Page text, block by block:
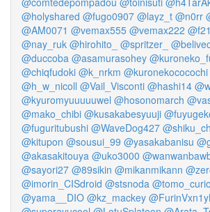
@holyshared @fugo0907 @layz_t @n0rr
@AM0071 @vemax555 @vemax222
@nay_ruk @hirohito_ @spritzer_
@duccoba @asamurasohey
@chiqfudoki @k_nrkm @kuronekococochi
@h_w_nicoll @Vail_Visconti @hashi14
@kyuromyuuuuuwel @hosonomarch
@mako_chibi @kusakabesyuuji
@fuguritubushi @WaveDog427
@kitupon @sousui_99 @yasakabanisu
@akasakitouya @uko3000
@sayori27 @89sikin @mikanmikann
@imorin_CISdroid @stsnoda
@yama__DIO @kz_mackey